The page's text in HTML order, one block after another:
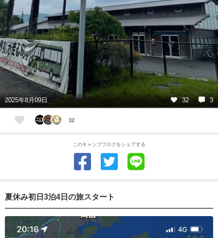
2025年8月09日 32 3
32
このキャンプブログをシェアする
夏休み初日3泊4日の旅スタート